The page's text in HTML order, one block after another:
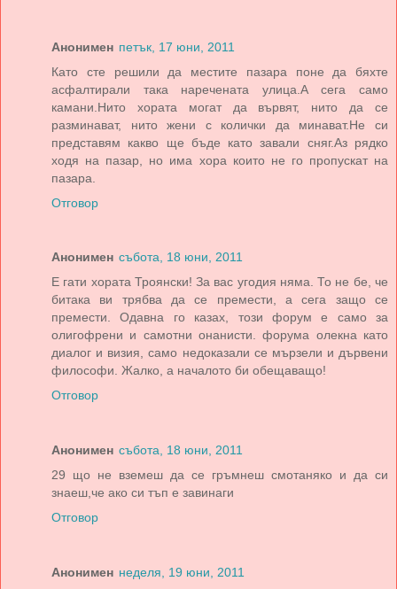
Анонимен петък, 17 юни, 2011
Като сте решили да местите пазара поне да бяхте
асфалтирали така наречената улица.А сега само
камани.Нито хората могат да вървят, нито да се
разминават, нито жени с колички да минават.Не си
представям какво ще бъде като завали сняг.Аз рядко
ходя на пазар, но има хора които не го пропускат на
пазара.
Отговор
Анонимен събота, 18 юни, 2011
Е гати хората Троянски! За вас угодия няма. То не бе, че
битака ви трябва да се премести, а сега защо се
премести. Одавна го казах, този форум е само за
олигофрени и самотни онанисти. форума олекна като
диалог и визия, само недоказали се мързели и дървени
философи. Жалко, а началото би обещаващо!
Отговор
Анонимен събота, 18 юни, 2011
29 що не вземеш да се гръмнеш смотаняко и да си
знаеш,че ако си тъп е завинаги
Отговор
Анонимен неделя, 19 юни, 2011